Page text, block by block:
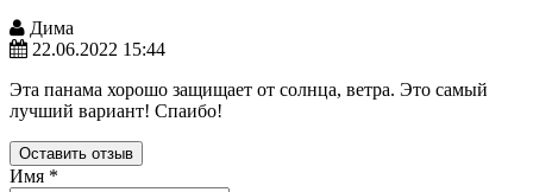
Дима
22.06.2022 15:44
Эта панама хорошо защищает от солнца, ветра. Это самый
лучший вариант! Спаибо!
Оставить отзыв
Имя *